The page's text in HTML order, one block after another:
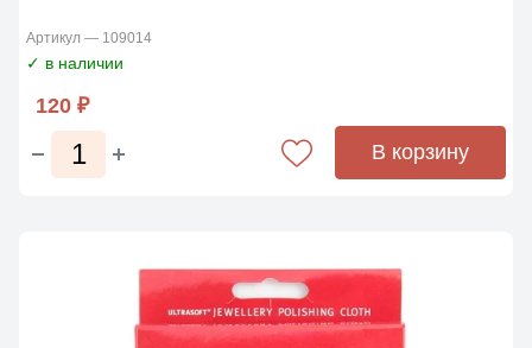
Артикул — 109014
✓ в наличии
120 ₽
В корзину